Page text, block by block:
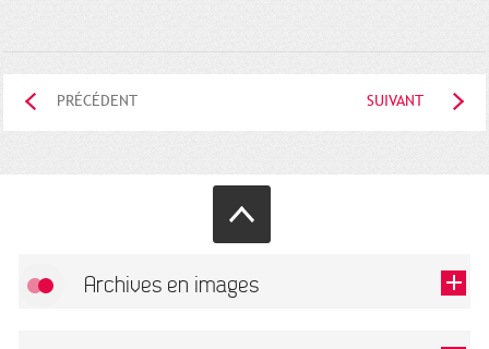
PRÉCÉDENT SUIVANT
Archives en images